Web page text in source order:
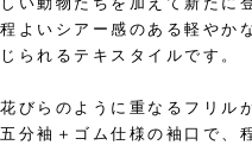
程よいシアー感のある軽やか
じられるテキスタイルです。
花びらのように重なるフリル
五分袖＋ゴム仕様の袖口で、